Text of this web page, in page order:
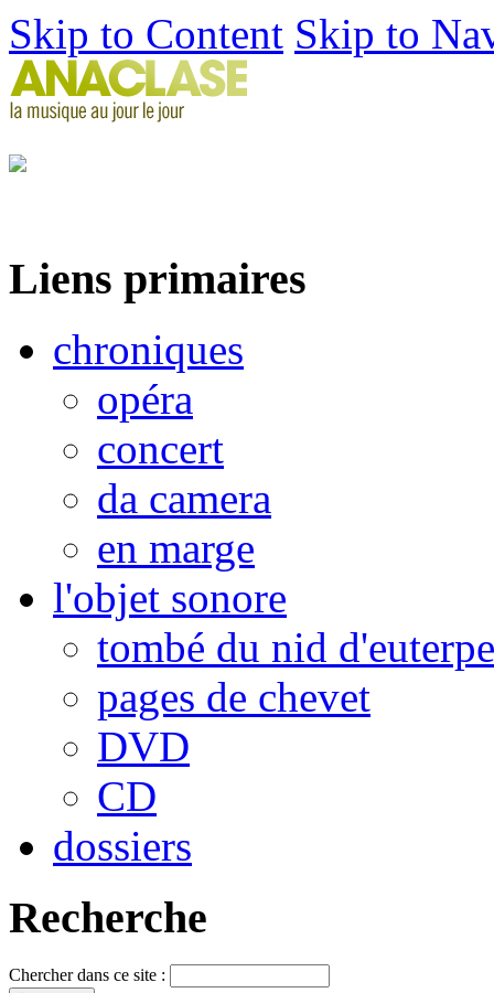
Skip to Content Skip to
Liens primaires
chroniques
opéra
concert
da camera
en marge
l'objet sonore
tombé du nid d'euterpe
pages de chevet
DVD
CD
dossiers
Recherche
Chercher dans ce site :